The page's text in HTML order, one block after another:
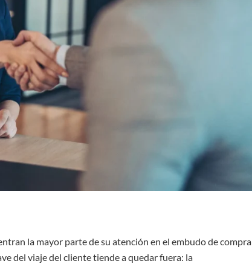
la mayor parte de su atención en el embudo de compra
del viaje del cliente tiende a quedar fuera: la